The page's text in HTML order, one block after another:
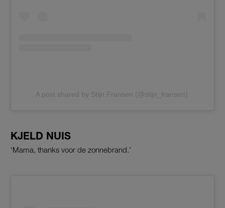
A post shared by Stijn Fransen (@stijn_fransen)
KJELD NUIS
‘Mama, thanks voor de zonnebrand.’